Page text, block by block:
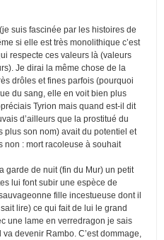
suis fascinée par les histoires de
si elle est très monolithique c’est
respecte ces valeurs là (valeurs
Je dirai la même chose de la
drôles et fines parfois (pourquoi
du sang, elle en voit bien plus
Tyrion mais quand est-il dit
d’ailleurs que la prostitué du
plus son nom) avait du potentiel et
non : mort racoleuse à souhait
garde de nuit (fin du Mur) un petit
lui font subir une espèce de
fille incestueuse dont il
lire) ce qui fait de lui le grand
une lame en verredragon je sais
devenir Rambo. C’est dommage,